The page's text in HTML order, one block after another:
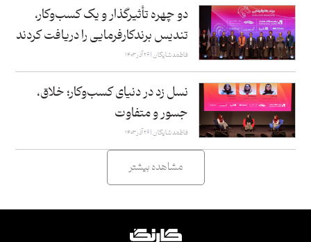
دو چهره تأثیرگذار و یک کسب‌وکار،
تندیس برندکارفرمایی را دریافت کردند
فاطمه شایگان ۲۶ آذر ۱۴۰۳
نسل زد در دنیای کسب‌وکار؛ خلاق،
جسور و متفاوت
فاطمه شایگان ۲۶ آذر ۱۴۰۳
مشاهده بیشتر